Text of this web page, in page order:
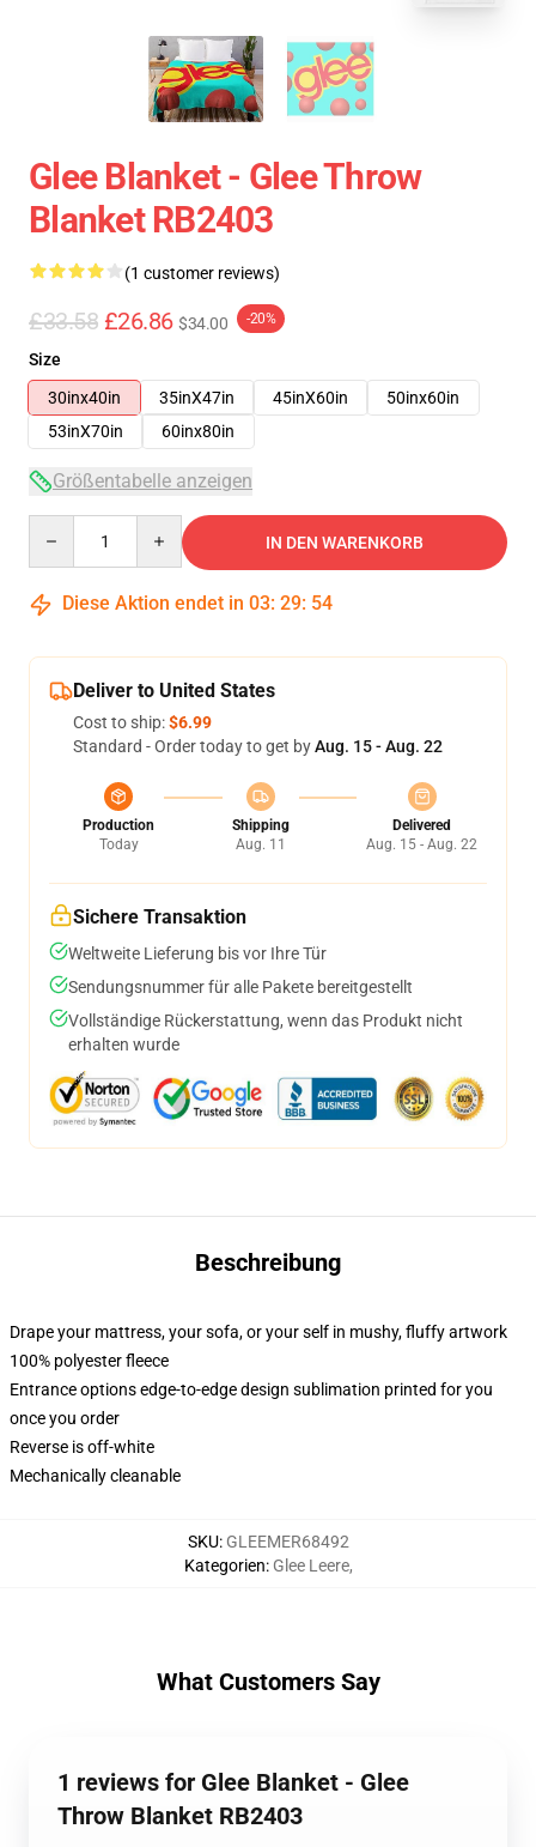
Glee Blanket - Glee Throw
Blanket RB2403
(1 customer reviews)
£33.58 £26.86 $34.00 -20%
Size
30inx40in
35inX47in 45inX60in
50inx60in
53inX70in
60inx80in
Größentabelle anzeigen
IN DEN WARENKORB
Diese Aktion endet in 03: 29: 54
Deliver to United States
Cost to ship:$6.99
Standard - Order today to get byAug. 15 - Aug. 22
Production
Today
Shipping
Aug. 11
Delivered
Aug. 15 - Aug. 22
Sichere Transaktion
Weltweite Lieferung bis vor Ihre Tür
Sendungsnummer für alle Pakete bereitgestellt
Vollständige Rückerstattung, wenn das Produkt nicht
erhalten wurde
Beschreibung
Drape your mattress, your sofa, or your self in mushy, fluffy artwork
100% polyester fleece
Entrance options edge-to-edge design sublimation printed for you
once you order
Reverse is off-white
Mechanically cleanable
SKU: GLEEMER68492
Kategorien: Glee Leere,
What Customers Say
1 reviews for Glee Blanket - Glee
Throw Blanket RB2403